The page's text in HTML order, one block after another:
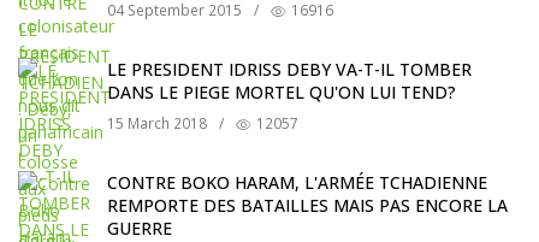
04 September 2015 / 16916
LE PRESIDENT IDRISS DEBY VA-T-IL TOMBER
DANS LE PIEGE MORTEL QU'ON LUI TEND?
15 March 2018 / 12057
CONTRE BOKO HARAM, L'ARMÉE TCHADIENNE
REMPORTE DES BATAILLES MAIS PAS ENCORE LA
GUERRE